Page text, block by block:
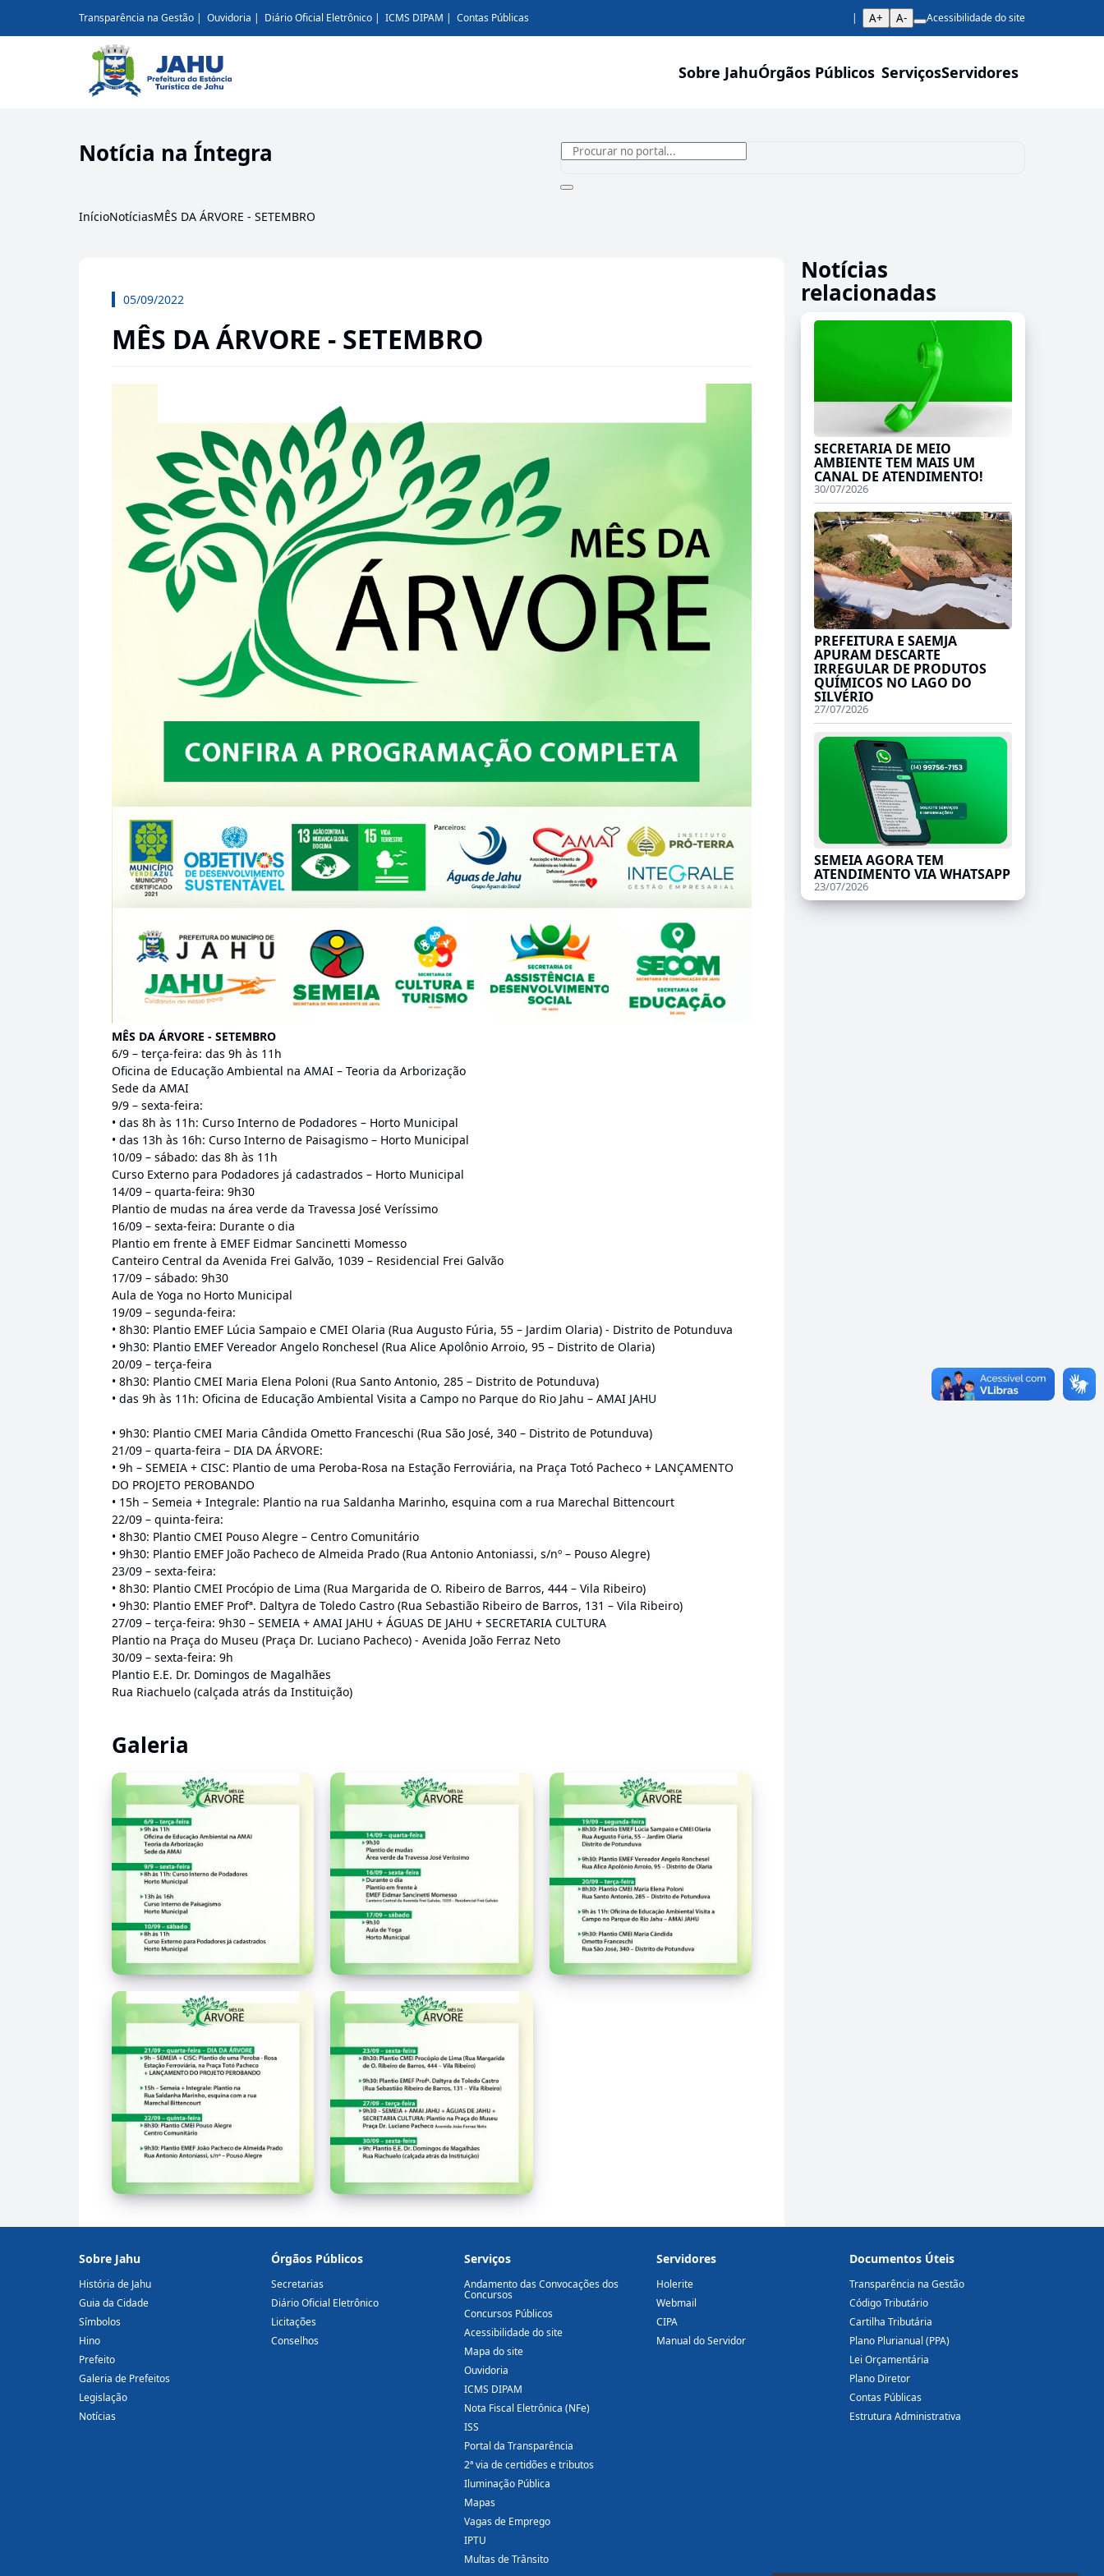
Transparência na Gestão Ouvidoria Diário Oficial Eletrônico ICMS DIPAM Contas Públicas A+ A- Acessibilidade do site
Sobre JahuÓrgãos Públicos ServiçosServidores
Notícia na Íntegra
InícioNotíciasMÊS DA ÁRVORE - SETEMBRO
05/09/2022
MÊS DA ÁRVORE - SETEMBRO
MÊS DA ÁRVORE - SETEMBRO
6/9 – terça-feira: das 9h às 11h
Oficina de Educação Ambiental na AMAI – Teoria da Arborização
Sede da AMAI
9/9 – sexta-feira:
• das 8h às 11h: Curso Interno de Podadores – Horto Municipal
• das 13h às 16h: Curso Interno de Paisagismo – Horto Municipal
10/09 – sábado: das 8h às 11h
Curso Externo para Podadores já cadastrados – Horto Municipal
14/09 – quarta-feira: 9h30
Plantio de mudas na área verde da Travessa José Veríssimo
16/09 – sexta-feira: Durante o dia
Plantio em frente à EMEF Eidmar Sancinetti Momesso
Canteiro Central da Avenida Frei Galvão, 1039 – Residencial Frei Galvão
17/09 – sábado: 9h30
Aula de Yoga no Horto Municipal
19/09 – segunda-feira:
• 8h30: Plantio EMEF Lúcia Sampaio e CMEI Olaria (Rua Augusto Fúria, 55 – Jardim Olaria) - Distrito de Potunduva
• 9h30: Plantio EMEF Vereador Angelo Ronchesel (Rua Alice Apolônio Arroio, 95 – Distrito de Olaria)
20/09 – terça-feira
• 8h30: Plantio CMEI Maria Elena Poloni (Rua Santo Antonio, 285 – Distrito de Potunduva)
• das 9h às 11h: Oficina de Educação Ambiental Visita a Campo no Parque do Rio Jahu – AMAI JAHU
• 9h30: Plantio CMEI Maria Cândida Ometto Franceschi (Rua São José, 340 – Distrito de Potunduva)
21/09 – quarta-feira – DIA DA ÁRVORE:
• 9h – SEMEIA + CISC: Plantio de uma Peroba-Rosa na Estação Ferroviária, na Praça Totó Pacheco + LANÇAMENTO
DO PROJETO PEROBANDO
• 15h – Semeia + Integrale: Plantio na rua Saldanha Marinho, esquina com a rua Marechal Bittencourt
22/09 – quinta-feira:
• 8h30: Plantio CMEI Pouso Alegre – Centro Comunitário
• 9h30: Plantio EMEF João Pacheco de Almeida Prado (Rua Antonio Antoniassi, s/nº – Pouso Alegre)
23/09 – sexta-feira:
• 8h30: Plantio CMEI Procópio de Lima (Rua Margarida de O. Ribeiro de Barros, 444 – Vila Ribeiro)
• 9h30: Plantio EMEF Profª. Daltyra de Toledo Castro (Rua Sebastião Ribeiro de Barros, 131 – Vila Ribeiro)
27/09 – terça-feira: 9h30 – SEMEIA + AMAI JAHU + ÁGUAS DE JAHU + SECRETARIA CULTURA
Plantio na Praça do Museu (Praça Dr. Luciano Pacheco) - Avenida João Ferraz Neto
30/09 – sexta-feira: 9h
Plantio E.E. Dr. Domingos de Magalhães
Rua Riachuelo (calçada atrás da Instituição)
Galeria
Notícias
relacionadas
SECRETARIA DE MEIO
AMBIENTE TEM MAIS UM
CANAL DE ATENDIMENTO!
30/07/2026
PREFEITURA E SAEMJA
APURAM DESCARTE
IRREGULAR DE PRODUTOS
QUÍMICOS NO LAGO DO
SILVÉRIO
27/07/2026
SEMEIA AGORA TEM
ATENDIMENTO VIA WHATSAPP
23/07/2026
Sobre Jahu
História de Jahu
Guia da Cidade
Símbolos
Hino
Prefeito
Galeria de Prefeitos
Legislação
Notícias
Órgãos Públicos
Secretarias
Diário Oficial Eletrônico
Licitações
Conselhos
Serviços
Andamento das Convocações dos
Concursos
Concursos Públicos
Acessibilidade do site
Mapa do site
Ouvidoria
ICMS DIPAM
Nota Fiscal Eletrônica (NFe)
ISS
Portal da Transparência
2ª via de certidões e tributos
Iluminação Pública
Mapas
Vagas de Emprego
IPTU
Multas de Trânsito
Servidores
Holerite
Webmail
CIPA
Manual do Servidor
Documentos Úteis
Transparência na Gestão
Código Tributário
Cartilha Tributária
Plano Plurianual (PPA)
Lei Orçamentária
Plano Diretor
Contas Públicas
Estrutura Administrativa